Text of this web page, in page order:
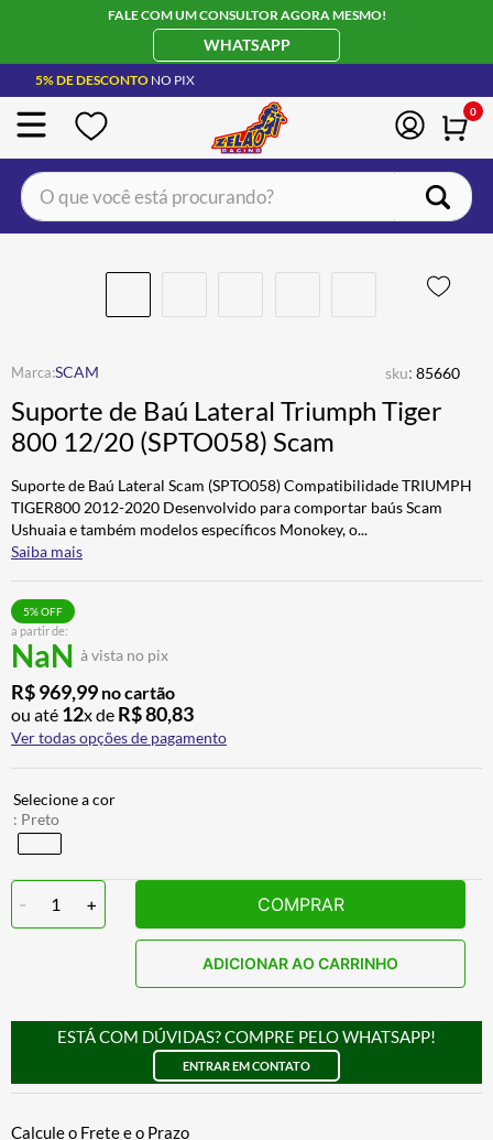
FALE COM UM CONSULTOR AGORA MESMO!
WHATSAPP
5% DE DESCONTO NO PIX
0
O que você está procurando?
SCAM sku: 85660
Suporte de Baú Lateral Triumph Tiger
800 12/20 (SPTO058) Scam
Suporte de Baú Lateral Scam (SPTO058) Compatibilidade TRIUMPH
TIGER800 2012-2020 Desenvolvido para comportar baús Scam
Ushuaia e também modelos específicos Monokey, o...
Saiba mais
a partir de:
NaN à vista no pix
5% OFF
R$969,99 no cartão
ou até 12x de R$80,83
Ver todas opções de pagamento
: Preto
- 1 + COMPRAR
ADICIONAR AO CARRINHO
ESTÁ COM DÚVIDAS? COMPRE PELO WHATSAPP!
ENTRAR EM CONTATO
CAPACETE LS2
BOTA
5º LUVA
7º CALÇA
8º ALPINESTAR
9º AIROH
10º